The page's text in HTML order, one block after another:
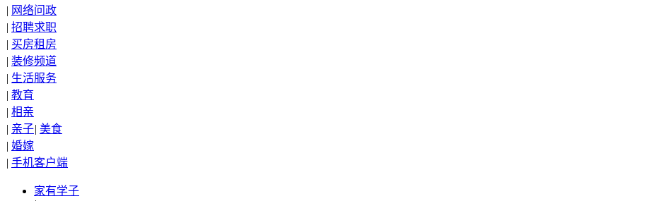
| 网络问政
| 招聘求职
| 买房租房
| 装修频道
| 生活服务
| 教育
| 相亲
| 亲子| 美食
| 婚嫁
| 手机客户端
家有学子